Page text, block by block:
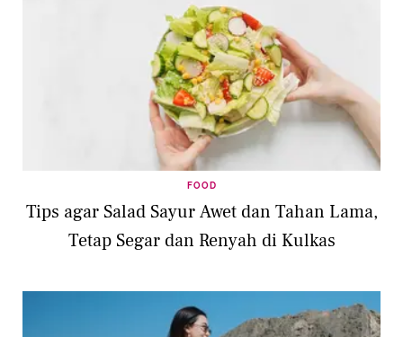
FOOD
Tips agar Salad Sayur Awet dan Tahan Lama,
Tetap Segar dan Renyah di Kulkas